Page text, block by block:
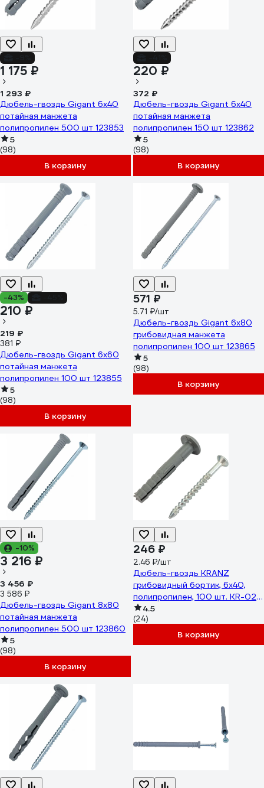
1 175 ₽
1 293 ₽
Дюбель-гвоздь Gigant 6x40
потайная манжета
полипропилен 500 шт 123853
5
(98)
В корзину
220 ₽
372 ₽
Дюбель-гвоздь Gigant 6x40
потайная манжета
полипропилен 150 шт 123862
5
(98)
В корзину
-43%
210 ₽
219 ₽
381 ₽
Дюбель-гвоздь Gigant 6x60
потайная манжета
полипропилен 100 шт 123855
5
(98)
В корзину
571 ₽
5.71 ₽/шт
Дюбель-гвоздь Gigant 6x80
грибовидная манжета
полипропилен 100 шт 123865
5
(98)
В корзину
-10%
3 216 ₽
3 456 ₽
3 586 ₽
Дюбель-гвоздь Gigant 8x80
потайная манжета
полипропилен 500 шт 123860
5
(98)
В корзину
246 ₽
2.46 ₽/шт
Дюбель-гвоздь KRANZ
грибовидный бортик, 6x40,
полипропилен, 100 шт. KR-02-
3621-001
4.5
(24)
В корзину